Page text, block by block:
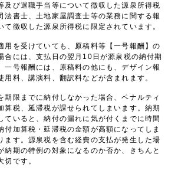
び退職手当等について徴収した源泉所得税
法書士、土地家屋調査士等の業務に関する報
て徴収した源泉所得税に限定されています。
用を受けていても、原稿料等【一号報酬】の
合には、支払日の翌月10日が源泉税の納付期
一号報酬には、原稿料の他にも、デザイン報
用料、講演料、翻訳料などが含まれます。
限までに納付しなかった場合、ペナルティ
算税、延滞税が課せられてしまいます。納期
ていると、納付の漏れに気が付くまでに時間
付加算税・延滞税の金額が高額になってしま
ます。源泉税を含む経費の支払が発生した場
納期の特例の対象になるのか否か、きちんと
切です。